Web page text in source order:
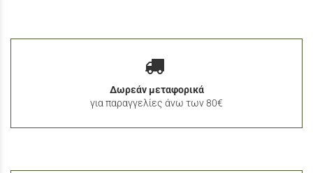
Δωρεάν μεταφορικά
για παραγγελίες άνω των 80€